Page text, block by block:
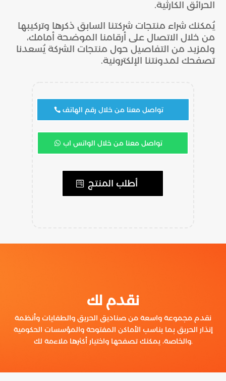
الحرائق الكارثية.
يُمكنك شراء منتجات شركتنا السابق ذكرها وتركيبها
من خلال الاتصال على أرقامنا الموضحة أمامك،
ولمزيد من التفاصيل حول منتجات الشركة يُسعدنا
تصفحك لمدونتنا الإلكترونية.
تواصل معنا من خلال رقم الهاتف
تواصل معنا من خلال الواتس اب
أطلب المنتج
نقدم لك
نقدم مجموعة واسعة من صناديق الحريق والطفايات وأنظمة
إنذار الحريق بما يناسب الأماكن المفتوحة والمؤسسات الحكومية
والخاصة، يمكنك تصفحها واختيار أكثرها ملاءمة لك.